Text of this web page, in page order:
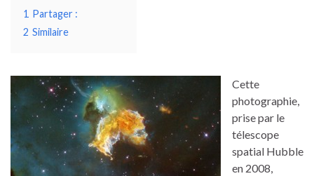
1 Partager :
2 Similaire
Cette
photographie,
prise par le
télescope
spatial Hubble
en 2008,